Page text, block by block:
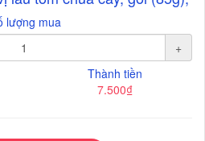
lượng mua
+
Thành tiền
7.500₫